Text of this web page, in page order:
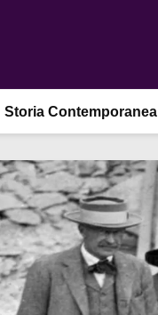
Storia Contemporanea